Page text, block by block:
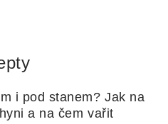
i pod stanem? Jak na
a na čem vařit